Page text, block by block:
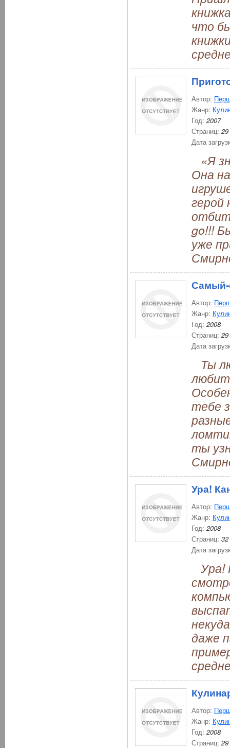
что
Автор:
Жанр:
Год: 2007
Страниц: 29
Дата
«Я
Она
герой
go!!!
уже
Самый-
Автор:
Жанр:
Год: 2008
Страниц: 29
Дата
Ты
тебе
ты
Ура!
Автор:
Жанр:
Год: 2008
Страниц: 32
Дата
Ура!
даже
Автор:
Жанр:
Год: 2008
Страниц: 29